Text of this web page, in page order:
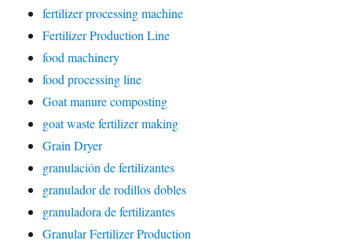
fertilizer processing machine
Fertilizer Production Line
food machinery
food processing line
Goat manure composting
goat waste fertilizer making
Grain Dryer
granulación de fertilizantes
granulador de rodillos dobles
granuladora de fertilizantes
Granular Fertilizer Production